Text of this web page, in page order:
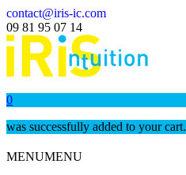
contact@iris-ic.com
09 81 95 07 14
0
was successfully added to your cart.
MENUMENU